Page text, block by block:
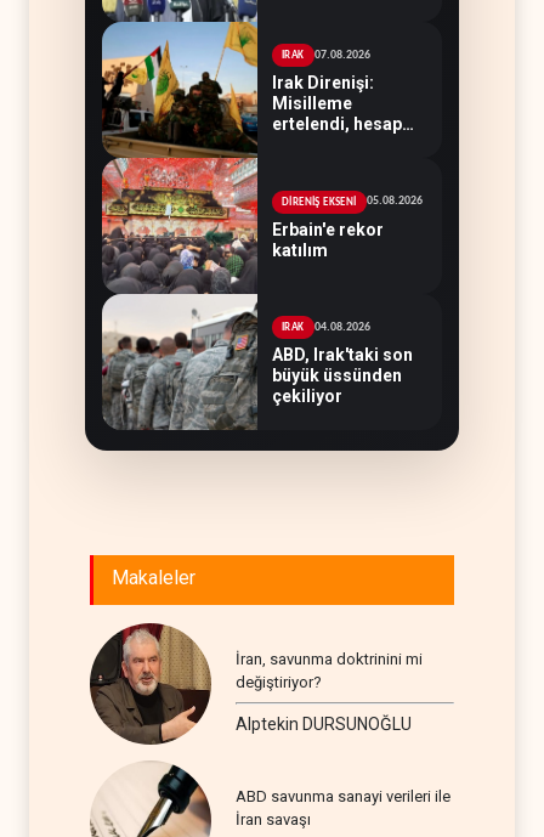
IRAK 07.08.2026
Irak Direnişi:
Misilleme
ertelendi, hesap
DİRENİŞ EKSENİ 05.08.2026
Erbain'e rekor
katılım
IRAK 04.08.2026
ABD, Irak'taki son
büyük üssünden
çekiliyor
Makaleler
İran, savunma doktrinini mi
değiştiriyor?
Alptekin DURSUNOĞLU
ABD savunma sanayi verileri ile
İran savaşı